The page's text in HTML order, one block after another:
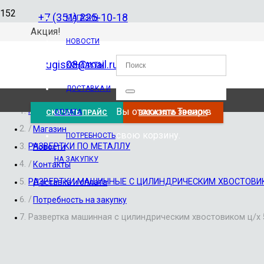
Акция!
+7 (351) 225-10-18
ugis08@mail.ru
СКАЧАТЬ ПРАЙС ЗАКАЗАТЬ ЗВОНОК
МАГАЗИН
НОВОСТИ
КОНТАКТЫ
ДОСТАВКА И
ОПЛАТА
ПОТРЕБНОСТЬ
НА ЗАКУПКУ
Вы отложилиТоварв
свою корзину.
Магазин
Новости
Контакты
Доставка и оплата
Потребность на закупку
Главная
/
РАЗВЕРТКИ ПО МЕТАЛЛУ
/
РАЗВЕРТКИ МАШИННЫЕ С ЦИЛИНДРИЧЕСКИМ
/
Развертка машинная с цилиндрическим хвостовиком ц/